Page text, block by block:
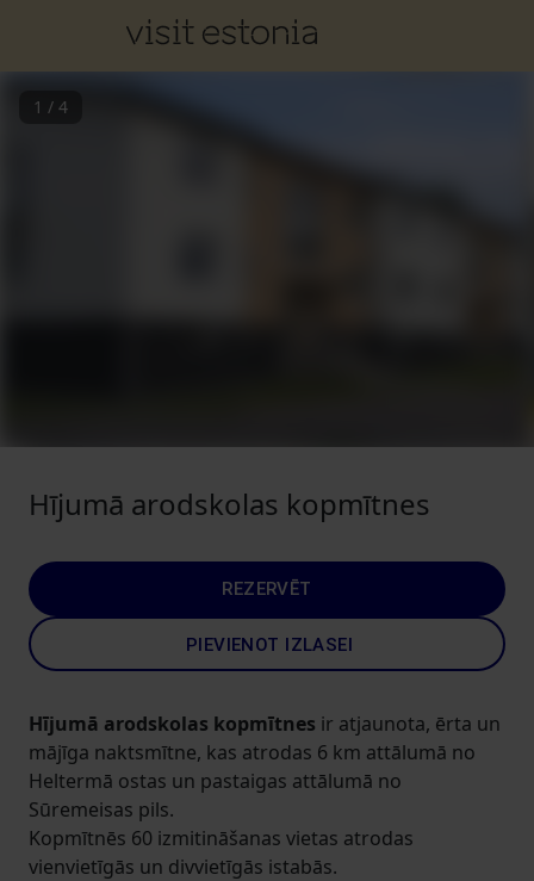
1 / 4
Hījumā arodskolas kopmītnes
REZERVĒT
PIEVIENOT IZLASEI
Hījumā arodskolas kopmītnes ir atjaunota, ērta un
mājīga naktsmītne, kas atrodas 6 km attālumā no
Heltermā ostas un pastaigas attālumā no
Sūremeisas pils.
Kopmītnēs 60 izmitināšanas vietas atrodas
vienvietīgās un divvietīgās istabās.